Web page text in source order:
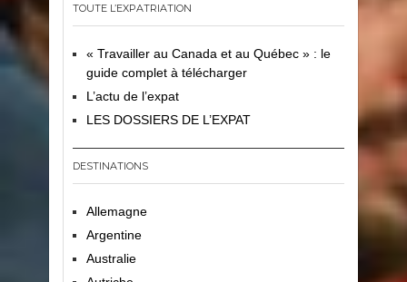
TOUTE L’EXPATRIATION
« Travailler au Canada et au Québec » : le
guide complet à télécharger
L’actu de l’expat
LES DOSSIERS DE L’EXPAT
DESTINATIONS
Allemagne
Argentine
Australie